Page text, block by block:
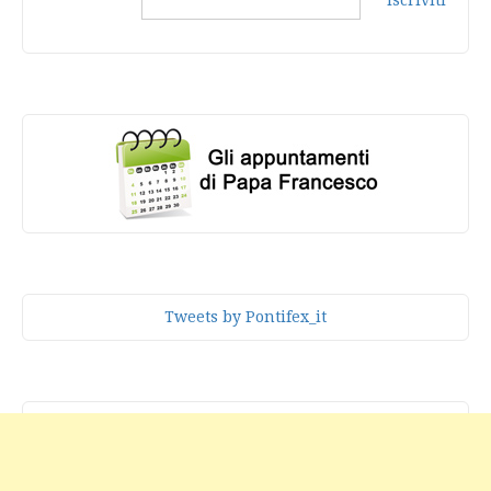
Tweets by Pontifex_it